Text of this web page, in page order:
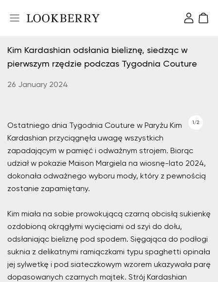
1/2
Kim Kardashian odsłania bieliznę, siedząc w
pierwszym rzędzie podczas Tygodnia Couture
26 January 2024
Ostatniego dnia Tygodnia Couture w Paryżu Kim
Kardashian przyciągnęła uwagę wszystkich
zapadającym w pamięć i odważnym strojem. Biorąc
udział w pokazie Maison Margiela na wiosnę-lato 2024,
dokonała odważnego wyboru mody, który z pewnością
zostanie zapamiętany.
Kim miała na sobie prowokującą czarną obcisłą sukienkę
ozdobioną okrągłymi wycięciami od szyi do dołu,
odsłaniając bieliznę pod spodem. Sięgająca do podłogi
suknia z delikatnymi ramiączkami typu spaghetti opinała
jej sylwetkę i pod siateczkowym wzorem ukazywała parę
dopasowanych czarnych majtek. Strój Kardashian